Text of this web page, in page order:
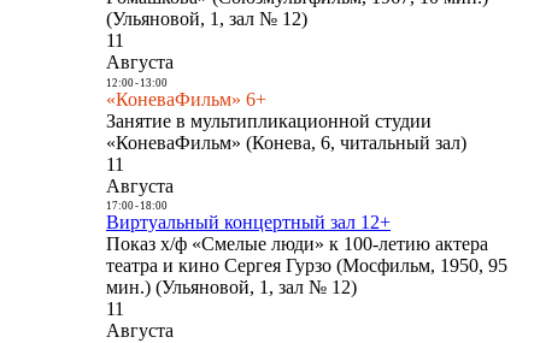
(Ульяновой, 1, зал № 12)
11
Августа
12:00- 13:00
«КоневаФильм» 6+
Занятие в мультипликационной студии
«КоневаФильм» (Конева, 6, читальный зал)
11
Августа
17:00- 18:00
Виртуальный концертный зал 12+
Показ х/ф «Смелые люди» к 100-летию актера
театра и кино Сергея Гурзо (Мосфильм, 1950, 95
мин.) (Ульяновой, 1, зал № 12)
11
Августа